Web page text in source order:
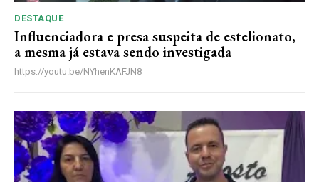
DESTAQUE
Influenciadora e presa suspeita de estelionato,
a mesma já estava sendo investigada
https://youtu.be/NYhenKAFJN8